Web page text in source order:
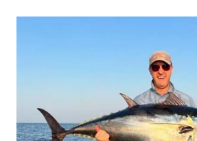
EXOTISCHE
VANGSTEN!